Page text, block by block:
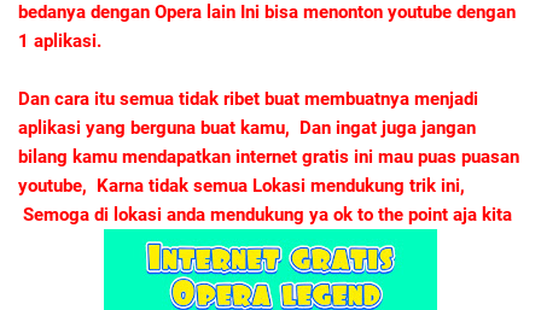
bedanya dengan Opera lain Ini bisa menonton youtube dengan
1 aplikasi.
Dan cara itu semua tidak ribet buat membuatnya menjadi
aplikasi yang berguna buat kamu, Dan ingat juga jangan
bilang kamu mendapatkan internet gratis ini mau puas puasan
youtube, Karna tidak semua Lokasi mendukung trik ini,
Semoga di lokasi anda mendukung ya ok to the point aja kita